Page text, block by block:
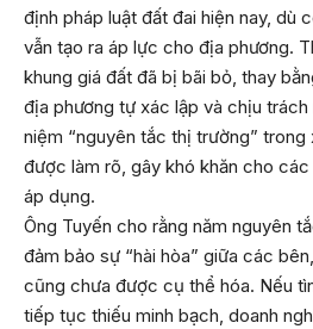
định pháp luật đất đai hiện nay, dù
vẫn tạo ra áp lực cho địa phương.
khung giá đất đã bị bãi bỏ, thay
địa phương tự xác lập và chịu trách
niệm “nguyên tắc thị trường”
được làm rõ, gây khó khăn cho
áp dụng.
Ông Tuyến cho rằng năm nguyên
đảm bảo sự “hài hòa” giữa các
cũng chưa được cụ thể hóa. Nếu
tiếp tục thiếu minh bạch, doanh